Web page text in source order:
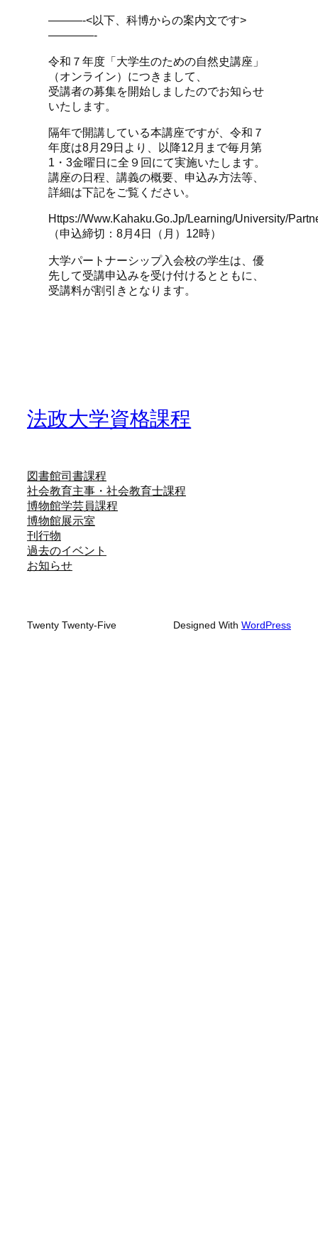
———-<以下、科博からの案内文です>
————-
令和７年度「大学生のための自然史講座」
（オンライン）につきまして、
受講者の募集を開始しましたのでお知らせ
いたします。
隔年で開講している本講座ですが、令和７
年度は8月29日より、以降12月まで毎月第
1・3金曜日に全９回にて実施いたします。
講座の日程、講義の概要、申込み方法等、
詳細は下記をご覧ください。
Https://www.kahaku.go.jp/learning/university/
（申込締切：8月4日（月）12時）
大学パートナーシップ入会校の学生は、優
先して受講申込みを受け付けるとともに、
受講料が割引きとなります。
法政大学資格課程
図書館司書課程
社会教育主事・社会教育士課程
博物館学芸員課程
博物館展示室
刊行物
過去のイベント
お知らせ
Twenty Twenty-Five Designed With WordPress